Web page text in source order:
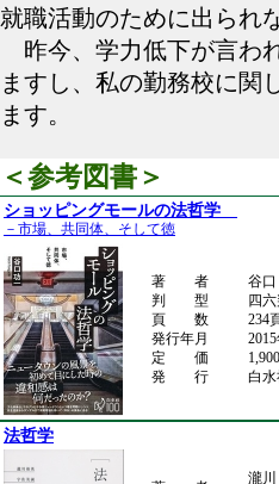
就職活動のために出られ
昨今、学力低下が言わ
ますし、私の勤務校に関
ます。
＜参考図書＞
ショッピングモールの法哲学
－市場、共同体、そして徳
著 者
判 型
頁 数
発行年月
定 価
発 行
谷
四六
234
2015
白水
法哲学
瀧川